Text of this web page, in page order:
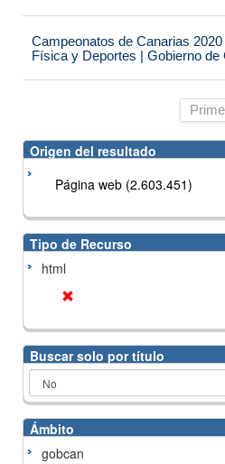
Campeonatos de Canarias
Física y Deportes | Gobierno de
Origen del resultado
Página web (2.603.451)
Tipo de Recurso
html
Buscar solo por título
Ámbito
gobcan